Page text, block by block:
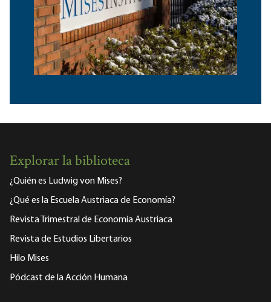
Explorar la biblioteca
¿Quién es Ludwig von Mises?
¿Qué es la Escuela Austriaca de Economía?
Revista Trimestral de Economía Austriaca
Revista de Estudios Libertarios
Hilo Mises
Pódcast de la Acción Humana